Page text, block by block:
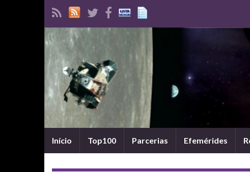
Início Top100 Parcerias Efemérides